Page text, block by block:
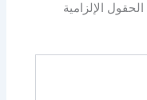
الحقول الإلزامية